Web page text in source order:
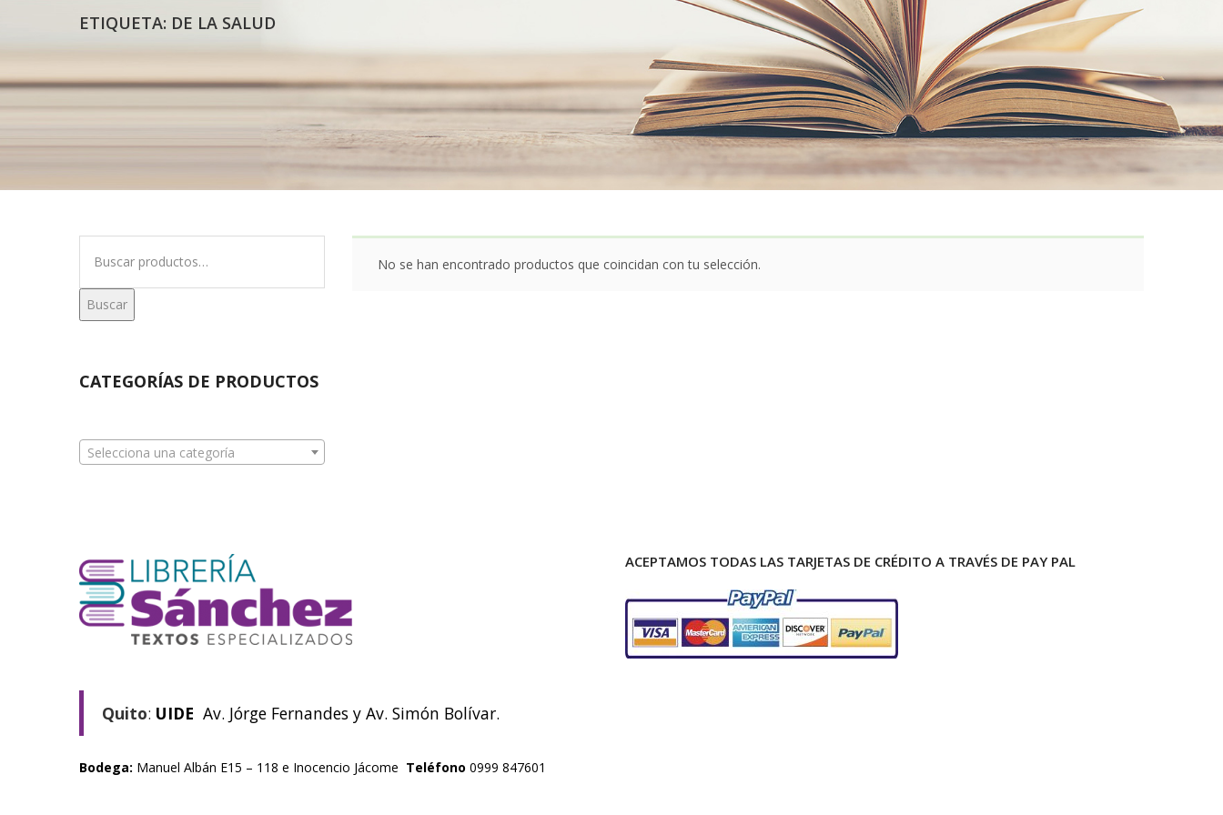
ETIQUETA: DE LA SALUD
No se han encontrado productos que coincidan con tu selección.
Buscar
CATEGORÍAS DE PRODUCTOS
Selecciona una categoría
Quito: UIDE Av. Jórge Fernandes y Av. Simón Bolívar.
Bodega: Manuel Albán E15 – 118 e Inocencio Jácome Teléfono 0999 847601
ACEPTAMOS TODAS LAS TARJETAS DE CRÉDITO A TRAVÉS DE PAY PAL